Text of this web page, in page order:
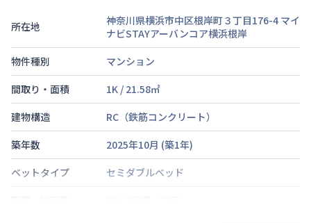
所在地 神奈川県横浜市中区根岸町３丁目176-4 マイ
ナビSTAYアーバンコア横浜根岸
物件種別
マンション
間取り・面積
1K / 21.58㎡
建物構造
RC（鉄筋コンクリート）
築年数
2025年10月 (築1年)
ベットタイプ
セミダブルベッド